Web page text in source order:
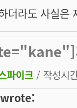
더라도 사실은
파이크 / 작성시